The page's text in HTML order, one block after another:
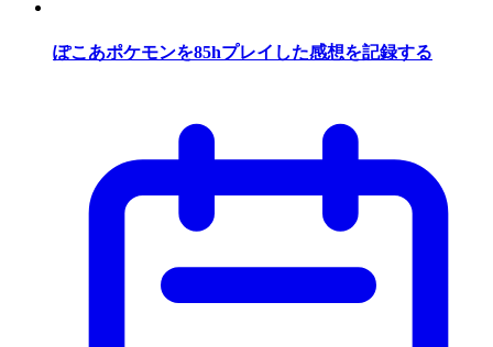
ぽこあポケモンを85hプレイした感想を記録する